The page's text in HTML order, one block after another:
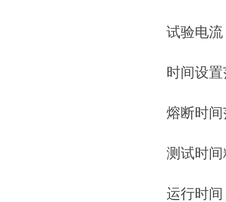
试验电
时间设
熔断时
测试时间
运行时